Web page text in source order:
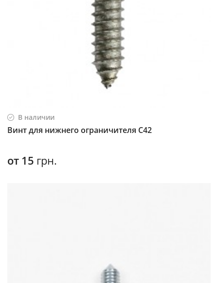
В наличии
Винт для нижнего ограничителя С42
от 15 грн.